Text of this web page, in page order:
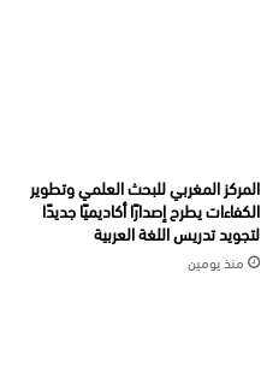
المركز المغربي للبحث العلمي وتطوير
الكفاءات يطرح إصدارًا أكاديميًا جديدًا
لتجويد تدريس اللغة العربية
منذ يومين